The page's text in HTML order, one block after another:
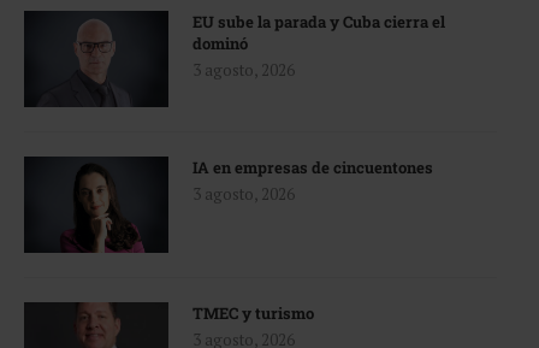
EU sube la parada y Cuba cierra el
dominó
3 agosto, 2026
IA en empresas de cincuentones
3 agosto, 2026
TMEC y turismo
3 agosto, 2026